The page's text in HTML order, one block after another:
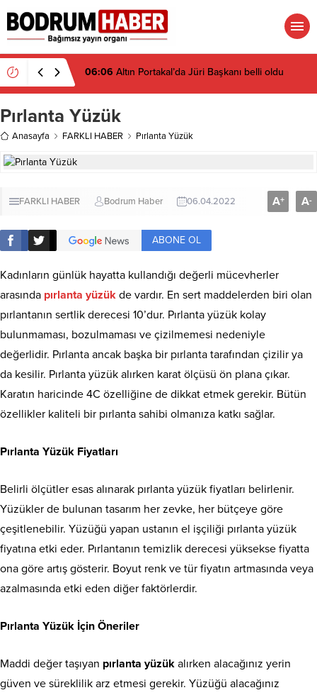
06:06 Altın Portakal’da Jüri Başkanı belli oldu
Pırlanta Yüzük
Anasayfa FARKLI HABER Pırlanta Yüzük
FARKLI HABER Bodrum Haber 06.04.2022 A+ A-
ABONE OL
Kadınların günlük hayatta kullandığı değerli mücevherler
arasında pırlanta yüzük de vardır. En sert maddelerden biri olan
pırlantanın sertlik derecesi 10’dur. Pırlanta yüzük kolay
bulunmaması, bozulmaması ve çizilmemesi nedeniyle
değerlidir. Pırlanta ancak başka bir pırlanta tarafından çizilir ya
da kesilir. Pırlanta yüzük alırken karat ölçüsü ön plana çıkar.
Karatın haricinde 4C özelliğine de dikkat etmek gerekir. Bütün
özellikler kaliteli bir pırlanta sahibi olmanıza katkı sağlar.
Pırlanta Yüzük Fiyatları
Belirli ölçütler esas alınarak pırlanta yüzük fiyatları belirlenir.
Yüzükler de bulunan tasarım her zevke, her bütçeye göre
çeşitlenebilir. Yüzüğü yapan ustanın el işçiliği pırlanta yüzük
fiyatına etki eder. Pırlantanın temizlik derecesi yüksekse fiyatta
ona göre artış gösterir. Boyut renk ve tür fiyatın artmasında veya
azalmasında etki eden diğer faktörlerdir.
Pırlanta Yüzük İçin Öneriler
Maddi değer taşıyan pırlanta yüzük alırken alacağınız yerin
güven ve süreklilik arz etmesi gerekir. Yüzüğü alacağınız